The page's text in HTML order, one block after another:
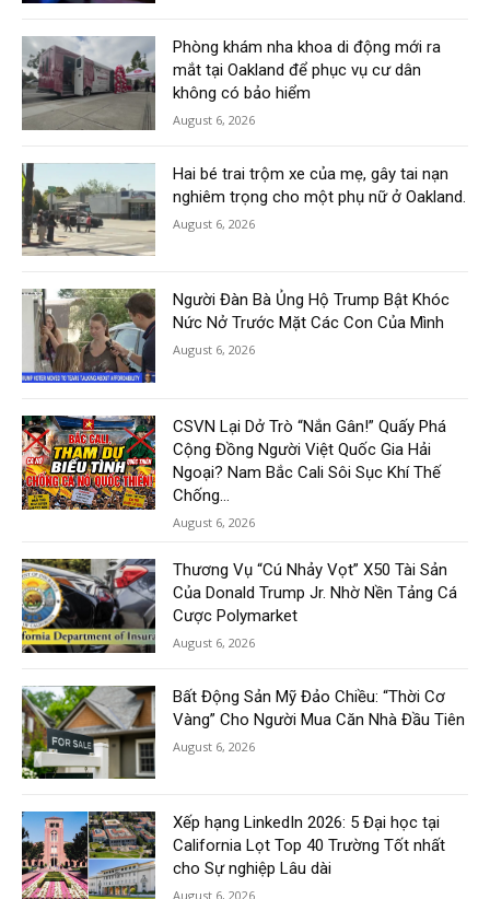
Phòng khám nha khoa di động mới ra
mắt tại Oakland để phục vụ cư dân
không có bảo hiểm
August 6, 2026
Hai bé trai trộm xe của mẹ, gây tai nạn
nghiêm trọng cho một phụ nữ ở Oakland.
August 6, 2026
Người Đàn Bà Ủng Hộ Trump Bật Khóc
Nức Nở Trước Mặt Các Con Của Mình
August 6, 2026
CSVN Lại Dở Trò “Nắn Gân!” Quấy Phá
Cộng Đồng Người Việt Quốc Gia Hải
Ngoại? Nam Bắc Cali Sôi Sục Khí Thế
Chống...
August 6, 2026
Thương Vụ “Cú Nhảy Vọt” X50 Tài Sản
Của Donald Trump Jr. Nhờ Nền Tảng Cá
Cược Polymarket
August 6, 2026
Bất Động Sản Mỹ Đảo Chiều: “Thời Cơ
Vàng” Cho Người Mua Căn Nhà Đầu Tiên
August 6, 2026
Xếp hạng LinkedIn 2026: 5 Đại học tại
California Lọt Top 40 Trường Tốt nhất
cho Sự nghiệp Lâu dài
August 6, 2026